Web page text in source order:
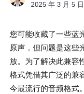
2025 年 3 月 5 日
您可能收藏了一些蓝
原声，但问题是这些
放。为了解决此兼容
格式凭借其广泛的兼
今最流行的音频格式